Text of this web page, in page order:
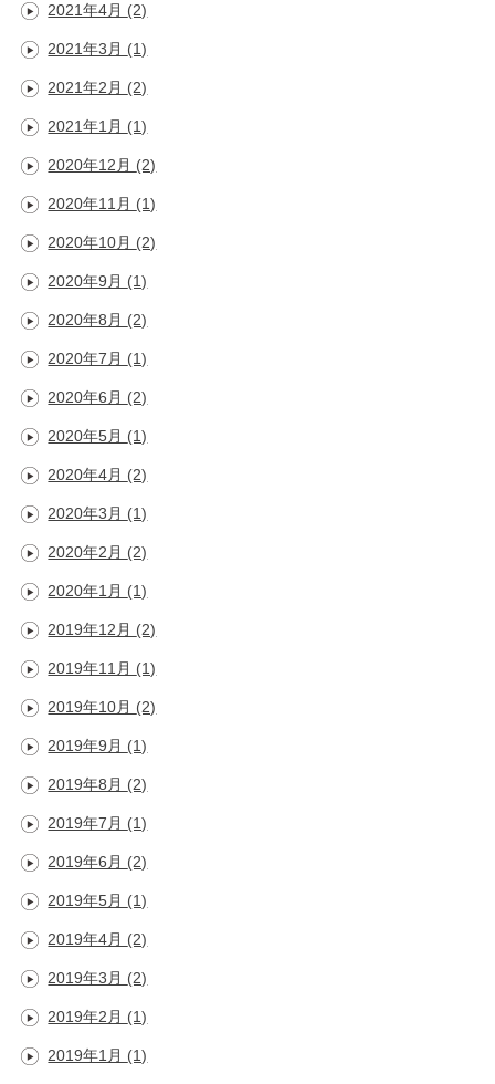
2021年4月 (2)
2021年3月 (1)
2021年2月 (2)
2021年1月 (1)
2020年12月 (2)
2020年11月 (1)
2020年10月 (2)
2020年9月 (1)
2020年8月 (2)
2020年7月 (1)
2020年6月 (2)
2020年5月 (1)
2020年4月 (2)
2020年3月 (1)
2020年2月 (2)
2020年1月 (1)
2019年12月 (2)
2019年11月 (1)
2019年10月 (2)
2019年9月 (1)
2019年8月 (2)
2019年7月 (1)
2019年6月 (2)
2019年5月 (1)
2019年4月 (2)
2019年3月 (2)
2019年2月 (1)
2019年1月 (1)